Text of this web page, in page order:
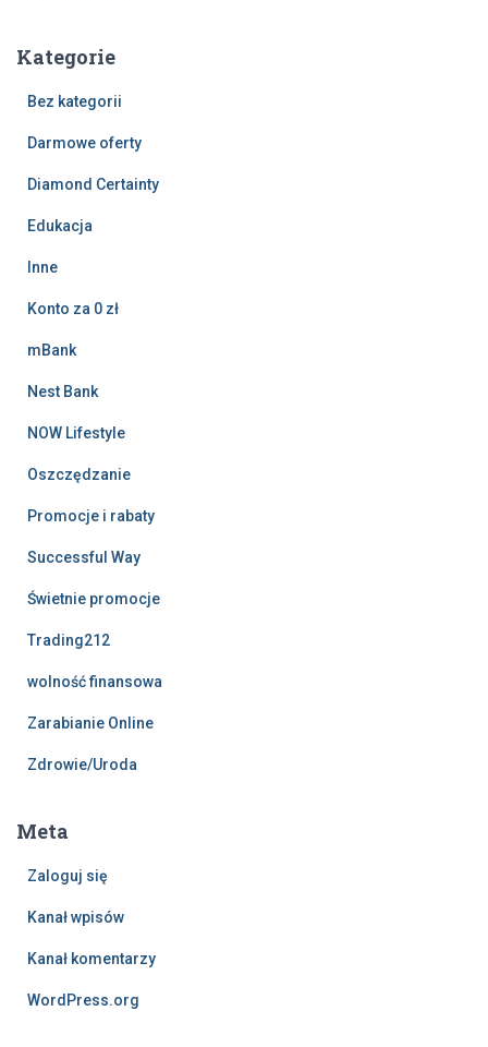
Kategorie
Bez kategorii
Darmowe oferty
Diamond Certainty
Edukacja
Inne
Konto za 0 zł
mBank
Nest Bank
NOW Lifestyle
Oszczędzanie
Promocje i rabaty
Successful Way
Świetnie promocje
Trading212
wolność finansowa
Zarabianie Online
Zdrowie/Uroda
Meta
Zaloguj się
Kanał wpisów
Kanał komentarzy
WordPress.org